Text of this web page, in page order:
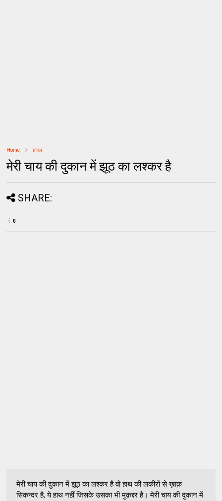
Home ग़ज़ल
मेरी चाय की दुकान में झूठ का लश्कर है
SHARE:
0
मेरी चाय की दुकान में झूठ का लश्कर है वो हाथ की लकीरों से ख़ाक़
सिकन्दर है, ये हाथ नहीं जिसके उसका भी मुक़द्दर है। मेरी चाय की दुकान में